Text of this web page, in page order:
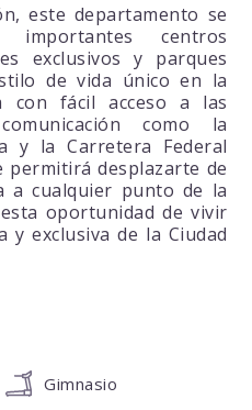
este departamento se
centros
exclusivos y parques
de vida único en la
con fácil acceso a las
como la
y la Carretera Federal
permitirá desplazarte de
a cualquier punto de la
oportunidad de vivir
y exclusiva de la Ciudad
Gimnasio